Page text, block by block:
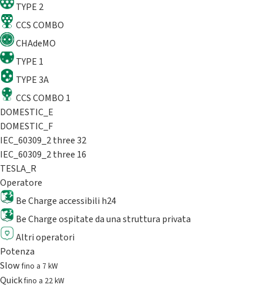
TYPE 2
CCS COMBO
CHAdeMO
TYPE 1
TYPE 3A
CCS COMBO 1
DOMESTIC_E
DOMESTIC_F
IEC_60309_2 three 32
IEC_60309_2 three 16
TESLA_R
Operatore
Be Charge accessibili h24
Be Charge ospitate da una struttura privata
Altri operatori
Potenza
Slowfino a 7 kW
Quickfino a 22 kW